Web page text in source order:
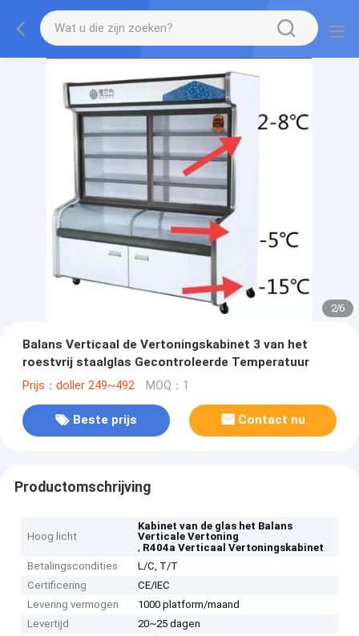
2/6
Balans Verticaal de Vertoningskabinet 3 van het
roestvrij staalglas Gecontroleerde Temperatuur
Prijs：doller 249~492 MOQ：1
Beste prijs Contact nu
Productomschrijving
Hoog licht
Kabinet van de glas het Balans
Verticale Vertoning
, R404a Verticaal Vertoningskabinet
Betalingscondities
L/C, T/T
Certificering
CE/IEC
Levering vermogen
1000 platform/maand
Levertijd
20~25 dagen